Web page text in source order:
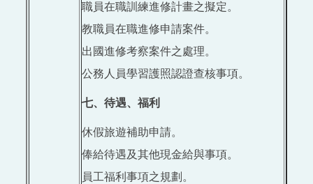
職員在職訓練進修計畫之擬定。
教職員在職進修申請案件。
出國進修考察案件之處理。
公務人員學習護照認證查核事項。
七、待遇、福利
休假旅遊補助申請。
俸給待遇及其他現金給與事項。
員工福利事項之規劃。